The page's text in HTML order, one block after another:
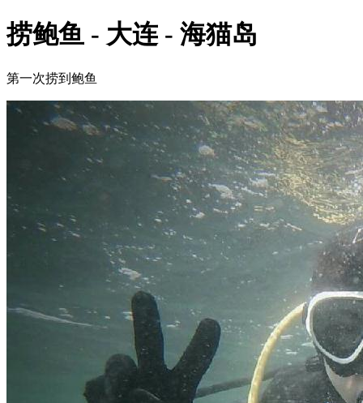
捞鲍鱼 - 大连 - 海猫岛
第一次捞到鲍鱼